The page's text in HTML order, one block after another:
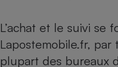
L’achat et le suivi se
Lapostemobile.fr, par
plupart des bureaux